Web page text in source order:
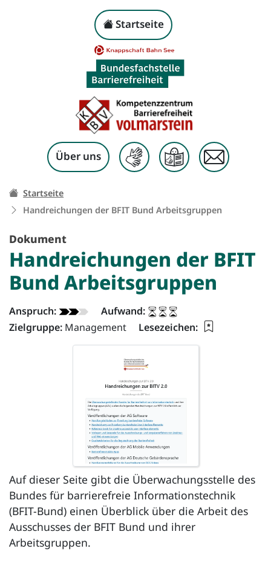
Zum Inhalt springen
Handreichungen der
Kopf-Navigation
Startseite
Über uns
Ihr Weg zu dieser Seite:
Startseite
Handreichungen der BFIT Bund Arbeitsgruppen
Dokument
Handreichungen der BFIT
Bund Arbeitsgruppen
Dokument - Info:
Anspruch:
Aufwand:
Zielgruppe: Management Lesezeichen:
Auf dieser Seite gibt die Überwachungsstelle des
Bundes für barrierefreie Informationstechnik
(BFIT-Bund) einen Überblick über die Arbeit des
Ausschusses der BFIT Bund und ihrer
Arbeitsgruppen.